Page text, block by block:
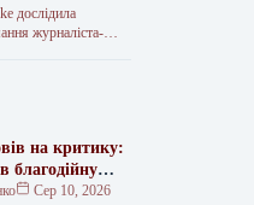
дослідила
журналіста-
затримання
назвалися
на критику:
благодійну
Сер 10, 2026